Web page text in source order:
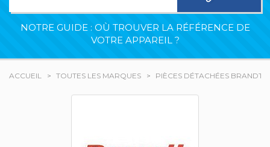
NOTRE GUIDE : OÙ TROUVER LA RÉFÉRENCE DE
VOTRE APPAREIL ?
ACCUEIL TOUTES LES MARQUES PIÈCES DÉTACHÉES BRANDT